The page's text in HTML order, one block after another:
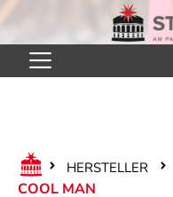
Zum Hauptinhalt springen
HERSTELLER
COOL MAN